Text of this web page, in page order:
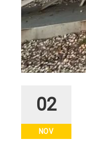
02
NOV